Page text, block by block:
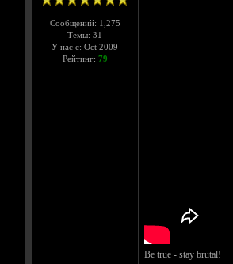
Сообщений: 1,275
Темы: 31
У нас с: Oct 2009
Рейтинг: 79
Be true - stay brutal!